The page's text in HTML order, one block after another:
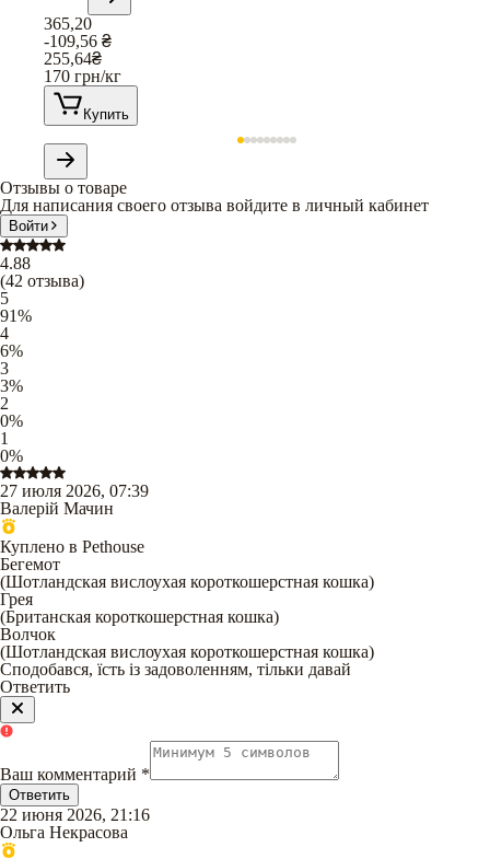
365,20
-109,56 ₴
255,64₴
170 грн/кг
Купить
Отзывы о товаре
Для написания своего отзыва войдите в личный кабинет
Войти
4.88
(42 отзыва)
5
91%
4
6%
3
3%
2
0%
1
0%
27 июля 2026, 07:39
Валерій Мачин
Куплено в Pethouse
Бегемот
(Шотландская вислоухая короткошерстная кошка)
Грея
(Британская короткошерстная кошка)
Волчок
(Шотландская вислоухая короткошерстная кошка)
Сподобався, їсть із задоволенням, тільки давай
Ответить
Ваш комментарий *
Ответить
22 июня 2026, 21:16
Ольга Некрасова